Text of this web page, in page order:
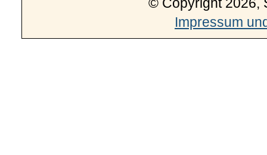
© Copyright 2026,
Impressum